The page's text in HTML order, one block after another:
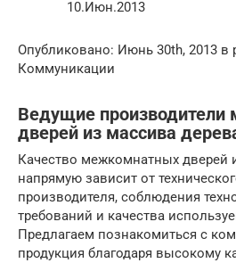
10.Июн.2013
Опубликовано: Июнь 30th, 2013 в
Коммуникации
Ведущие
дверей из массива
Качество межкомнатных дверей
напрямую зависит от
производителя, соблюдения
требований и качества
Предлагаем познакомиться с
продукция благодаря высокому